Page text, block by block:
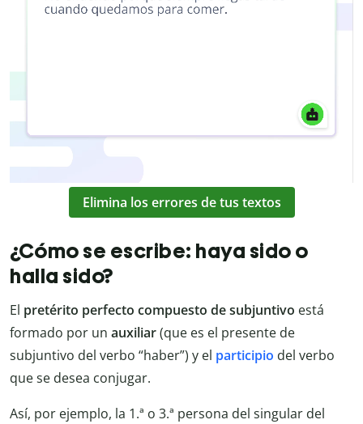
Elimina los errores de tus textos
¿Cómo se escribe: haya sido o
halla sido?
El pretérito perfecto compuesto desubjuntivo está
formado por un auxiliar(que es el presente de
subjuntivo del verbo “haber”) y el participio del verbo
que se desea conjugar.
Así, por ejemplo, la 1.ª o 3.ª persona del singular del